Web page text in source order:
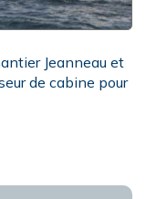
Jeanneau et
de cabine pour